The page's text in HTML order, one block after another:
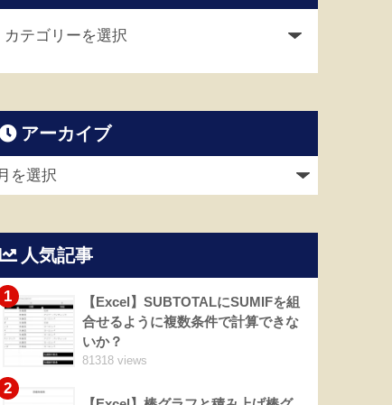
アーカイブ
人気記事
1
【Excel】SUBTOTALにSUMIFを組
合せるように複数条件で計算できな
いか？
81318 views
2